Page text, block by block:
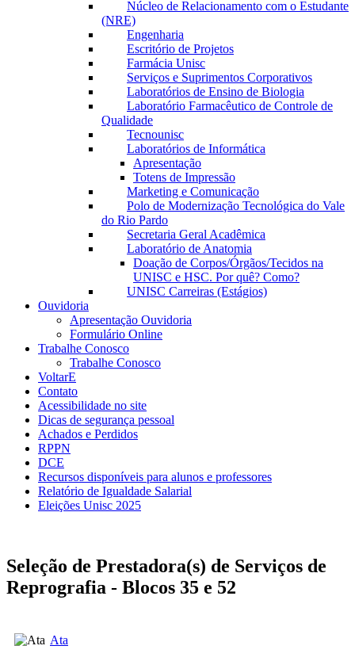
Núcleo de Relacionamento com o Estudante
(NRE)
Engenharia
Escritório de Projetos
Farmácia Unisc
Serviços e Suprimentos Corporativos
Laboratórios de Ensino de Biologia
Laboratório Farmacêutico de Controle de
Qualidade
Tecnounisc
Laboratórios de Informática
Apresentação
Totens de Impressão
Marketing e Comunicação
Polo de Modernização Tecnológica do Vale
do Rio Pardo
Secretaria Geral Acadêmica
Laboratório de Anatomia
Doação de Corpos/Órgãos/Tecidos na
UNISC e HSC. Por quê? Como?
UNISC Carreiras (Estágios)
Ouvidoria
Apresentação Ouvidoria
Formulário Online
Trabalhe Conosco
Trabalhe Conosco
VoltarE
Contato
Acessibilidade no site
Dicas de segurança pessoal
Achados e Perdidos
RPPN
DCE
Recursos disponíveis para alunos e professores
Relatório de Igualdade Salarial
Eleições Unisc 2025
Seleção de Prestadora(s) de Serviços de
Reprografia - Blocos 35 e 52
Ata